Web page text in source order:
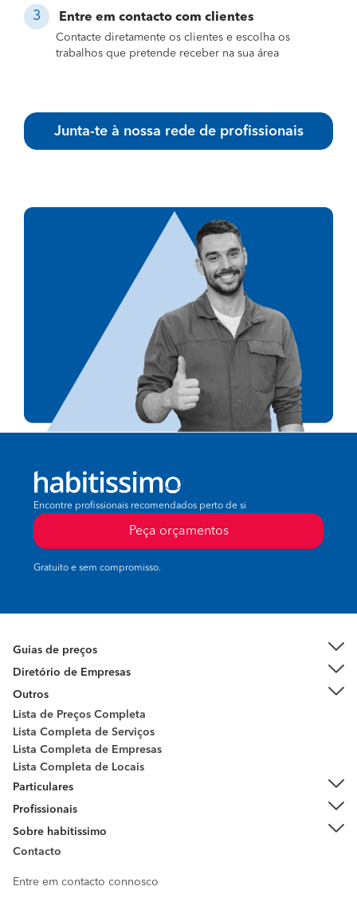
Entre em contacto com clientes
Contacte diretamente os clientes e escolha os
trabalhos que pretende receber na sua área
Junta-te à nossa rede de profissionais
Encontre profissionais recomendados perto de si
Peça orçamentos
Gratuito e sem compromisso.
Guias de preços
Diretório de Empresas
Outros
Lista de Preços Completa
Lista Completa de Serviços
Lista Completa de Empresas
Lista Completa de Locais
Particulares
Profissionais
Sobre habitissimo
Contacto
Entre em contacto connosco